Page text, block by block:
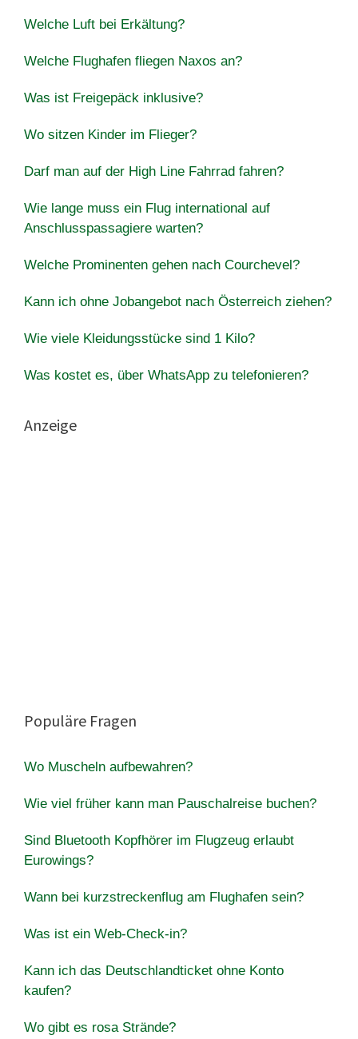
Welche Luft bei Erkältung?
Welche Flughafen fliegen Naxos an?
Was ist Freigepäck inklusive?
Wo sitzen Kinder im Flieger?
Darf man auf der High Line Fahrrad fahren?
Wie lange muss ein Flug international auf
Anschlusspassagiere warten?
Welche Prominenten gehen nach Courchevel?
Kann ich ohne Jobangebot nach Österreich ziehen?
Wie viele Kleidungsstücke sind 1 Kilo?
Was kostet es, über WhatsApp zu telefonieren?
Anzeige
Populäre Fragen
Wo Muscheln aufbewahren?
Wie viel früher kann man Pauschalreise buchen?
Sind Bluetooth Kopfhörer im Flugzeug erlaubt
Eurowings?
Wann bei kurzstreckenflug am Flughafen sein?
Was ist ein Web-Check-in?
Kann ich das Deutschlandticket ohne Konto
kaufen?
Wo gibt es rosa Strände?